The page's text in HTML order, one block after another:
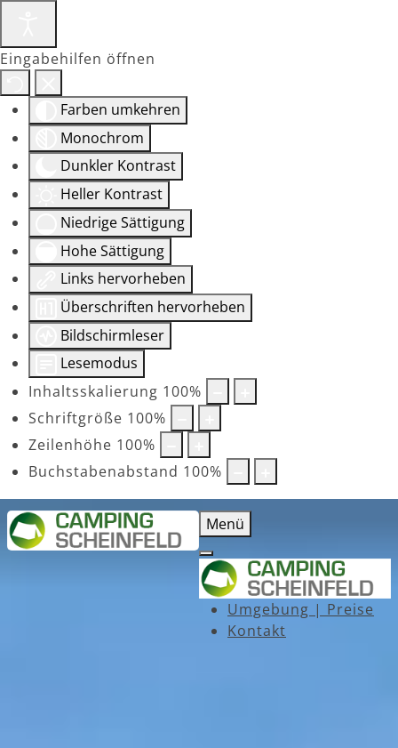
Eingabehilfen öffnen
Farben umkehren
Monochrom
Dunkler Kontrast
Heller Kontrast
Niedrige Sättigung
Hohe Sättigung
Links hervorheben
Überschriften hervorheben
Bildschirmleser
Lesemodus
Inhaltsskalierung 100%
Schriftgröße 100%
Zeilenhöhe 100%
Buchstabenabstand 100%
Menü
Umgebung | Preise
Kontakt